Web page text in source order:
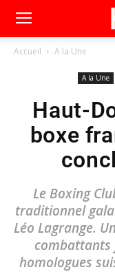
Accueil A la Une
A la Une
Haut-
boxe
Le Boxing
traditionnel
Léo Lagrange.
homologues